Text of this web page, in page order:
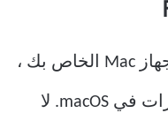
Finder هو تطبيق موجود على جهاز Mac الخاص بك ،
ولكنه يتمتع بحالة خاصة وامتيازات في macOS. لا